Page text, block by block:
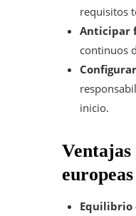
requisitos
Anticipar
continuos
inicio.
europeas
Equilibrio